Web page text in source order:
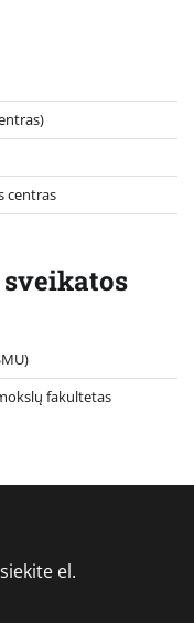
centras
fakultetas
el.